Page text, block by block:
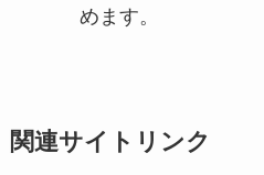
めます。
関連サイトリンク